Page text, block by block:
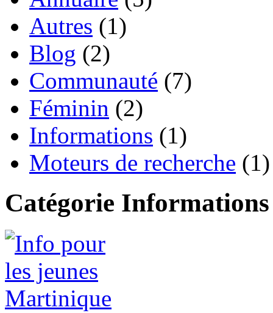
Autres (1)
Blog (2)
Communauté (7)
Féminin (2)
Informations (1)
Moteurs de recherche (1)
Catégorie Informations